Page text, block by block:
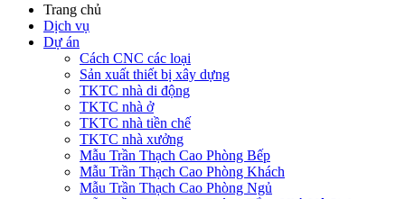
Trang chủ
Dịch vụ
Dự án
Cách CNC các loại
Sản xuất thiết bị xây dựng
TKTC nhà di động
TKTC nhà ở
TKTC nhà tiền chế
TKTC nhà xưởng
Mẫu Trần Thạch Cao Phòng Bếp
Mẫu Trần Thạch Cao Phòng Khách
Mẫu Trần Thạch Cao Phòng Ngủ